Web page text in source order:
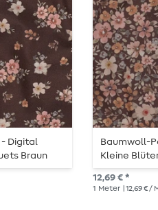
- Digital
Braun
Baumwoll-
Kleine
12,69 € *
1 Meter | 12,69 € /